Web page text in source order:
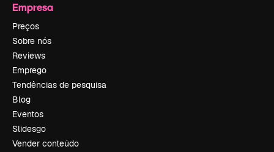
Empresa
Preços
Sobre nós
Reviews
Emprego
Tendências de pesquisa
Blog
Eventos
Slidesgo
Vender conteúdo